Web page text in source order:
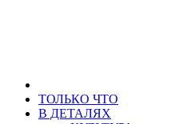
ТОЛЬКО ЧТО
В ДЕТАЛЯХ